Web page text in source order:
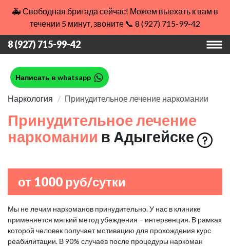
🚑 Свободная бригада сейчас! Можем выехать к вам в
течении 5 минут, звоните 📞 8 (927) 715-99-42
8 (927) 715-99-42
Написать в whatsapp
Наркология Принудительное лечение наркомании
Принудительное лечение
наркомании в Адыгейске
от 1000 руб/сутки
Мы не лечим наркоманов принудительно. У нас в клинике
применяется мягкий метод убеждения – интервенция. В рамках
которой человек получает мотивацию для прохождения курс
реабилитации. В 90% случаев после процедуры наркоман